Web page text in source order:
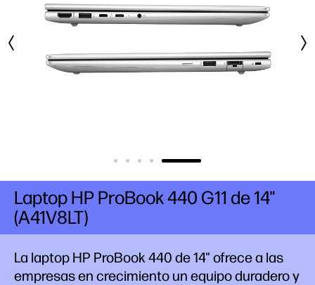
Accesorios
La laptop HP ProBook 440 de 14" ofrece a las
empresas en crecimiento un equipo duradero y
Laptop HP ProBook 440 G11 de 14"
(A41V8LT)